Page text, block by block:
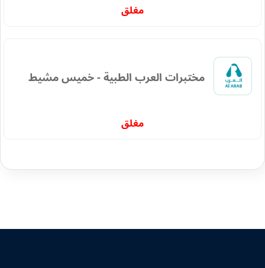
مغلق
مختبرات العرب الطبية - خميس مشيط
مغلق